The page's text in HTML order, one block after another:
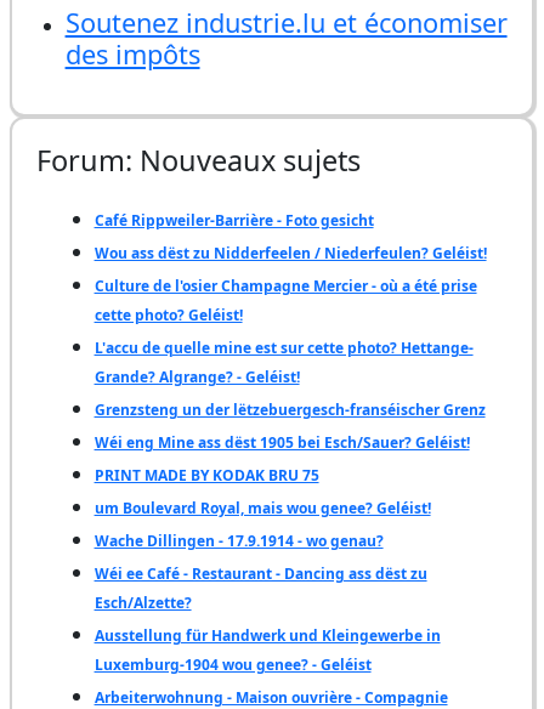
Soutenez industrie.lu et économiser
des impôts
Forum: Nouveaux sujets
Café Rippweiler-Barrière - Foto gesicht
Wou ass dëst zu Nidderfeelen / Niederfeulen? Geléist!
Culture de l'osier Champagne Mercier - où a été prise
cette photo? Geléist!
L'accu de quelle mine est sur cette photo? Hettange-
Grande? Algrange? - Geléist!
Grenzsteng un der lëtzebuergesch-franséischer Grenz
Wéi eng Mine ass dëst 1905 bei Esch/Sauer? Geléist!
PRINT MADE BY KODAK BRU 75
um Boulevard Royal, mais wou genee? Geléist!
Wache Dillingen - 17.9.1914 - wo genau?
Wéi ee Café - Restaurant - Dancing ass dëst zu
Esch/Alzette?
Ausstellung für Handwerk und Kleingewerbe in
Luxemburg-1904 wou genee? - Geléist
Arbeiterwohnung - Maison ouvrière - Compagnie